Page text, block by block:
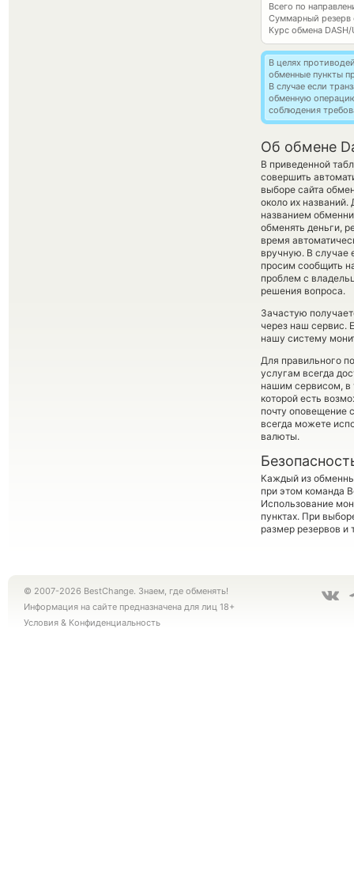
Всего по
Суммарный резерв
Курс обмена DASH/
В целях
обменные пункты
В случае если
обменную
соблюдения
Об обмене
В приведенной
совершить
выборе сайта
около их
названием
обменять деньги,
время
вручную. В случае
просим сообщить
проблем с
решения вопроса.
Зачастую
через наш сервис.
нашу систему
Для правильного
услугам всегда
нашим сервисом, в
которой есть
почту оповещение
всегда можете
валюты.
Каждый из
при этом команда
Использование
пунктах. При
размер резервов и
© 2007-2026 BestChange. Знаем, где обменять!
Информация на сайте предназначена для лиц 18+
Условия & Конфиденциальность